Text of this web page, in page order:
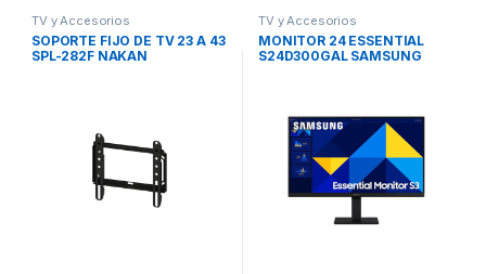
TV y Accesorios
SOPORTE FIJO DE TV 23 A 43
SPL-282F NAKAN
TV y Accesorios
MONITOR 24 ESSENTIAL
S24D300GAL SAMSUNG